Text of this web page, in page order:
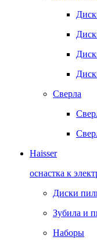
Сверла
Haisser
оснастка к
Диски
Зубила и
Наборы